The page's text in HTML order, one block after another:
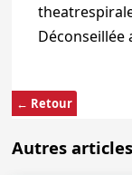
← Retour
Déconseillée
Autres